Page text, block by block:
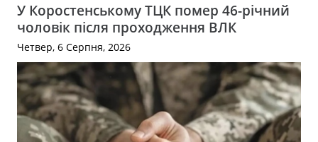
У Коростенському ТЦК помер 46-річний
чоловік після проходження ВЛК
Четвер, 6 Серпня, 2026